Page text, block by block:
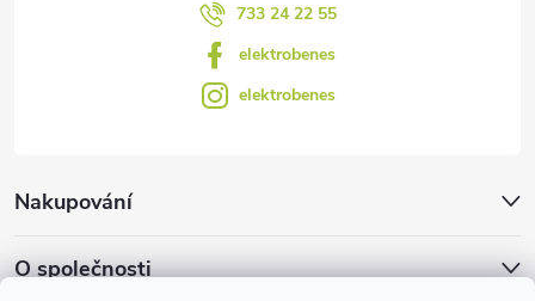
Nakupování
O společnosti
733 24 22 55
elektrobenes
elektrobenes